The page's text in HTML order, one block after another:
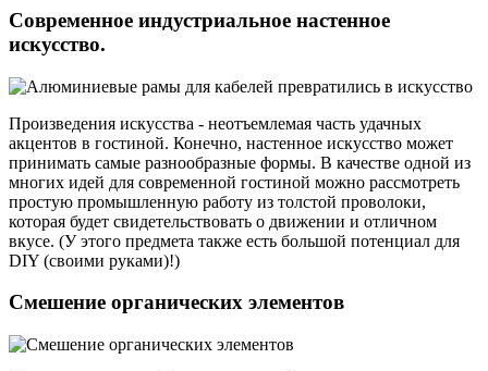
Современное индустриальное настенное
искусство.
Произведения искусства - неотъемлемая часть удачных
акцентов в гостиной. Конечно, настенное искусство может
принимать самые разнообразные формы. В качестве одной из
многих идей для современной гостиной можно рассмотреть
простую промышленную работу из толстой проволоки,
которая будет свидетельствовать о движении и отличном
вкусе. (У этого предмета также есть большой потенциал для
DIY (своими руками)!)
Смешение органических элементов